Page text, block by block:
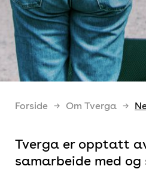
Forside Om Tverga
Tverga er opptatt
samarbeide med